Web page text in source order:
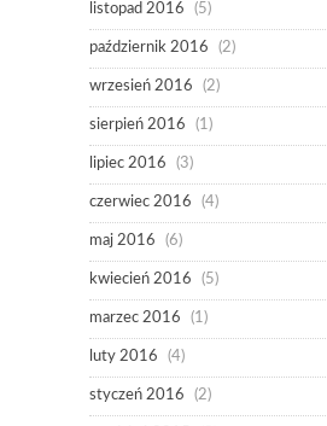
listopad 2016 (5)
październik 2016 (2)
wrzesień 2016 (2)
sierpień 2016 (1)
lipiec 2016 (3)
czerwiec 2016 (4)
maj 2016 (6)
kwiecień 2016 (5)
marzec 2016 (1)
luty 2016 (4)
styczeń 2016 (2)